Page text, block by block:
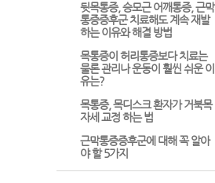
뒷목통증, 승모근 어깨통증, 근막
통증증후군 치료해도 계속 재발
하는 이유와 해결 방법
목통증이 허리통증보다 치료는
물론 관리나 운동이 훨씬 쉬운 이
유는?
목통증, 목디스크 환자가 거북목
자세 교정 하는 법
근막통증증후군에 대해 꼭 알아
야 할 5가지